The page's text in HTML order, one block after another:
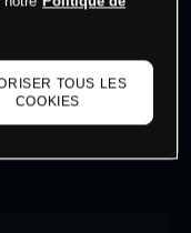
TOUS LES
COOKIES